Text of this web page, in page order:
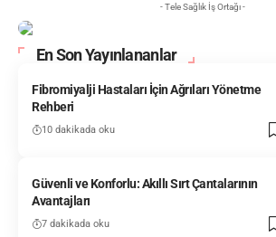
- Tele Sağlık İş Ortağı -
En Son Yayınlananlar
Fibromiyalji Hastaları İçin Ağrıları Yönetme
Rehberi
10 dakikada oku
Güvenli ve Konforlu: Akıllı Sırt Çantalarının
Avantajları
7 dakikada oku